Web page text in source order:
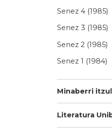
Senez 4 (1985)
Senez 3 (1985)
Senez 2 (1985)
Senez 1 (1984)
Minaberri
Literatura